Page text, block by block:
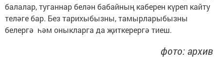
балалар, туганнар белән бабайның каберен күреп кайту
теләге бар. Без тарихыбызны, тамырларыбызны
белергә һәм оныкларга да җиткерергә тиеш.
фото: архив